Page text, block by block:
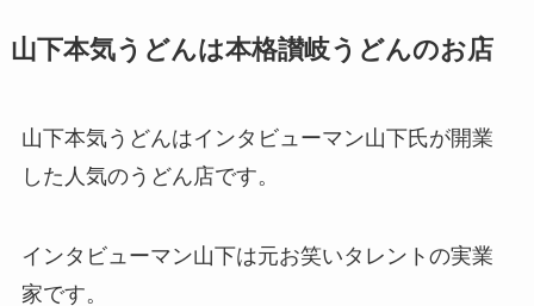
山下本気うどんは本格讃岐うどんのお店
山下本気うどんはインタビューマン山下氏が開業
した人気のうどん店です。
インタビューマン山下は元お笑いタレントの実業
家です。